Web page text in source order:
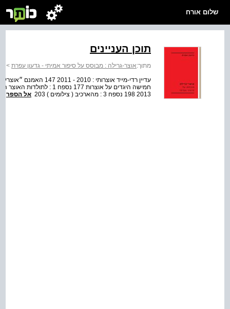
שלום אורח
תוכן העניינים
מתוך:אוצר-גרילה : מבוסס על סיפור אמיתי - גדעון עפרת >
2013 198 נספח 3 : מהארכיב ( צילומים ) 203 אל הספר